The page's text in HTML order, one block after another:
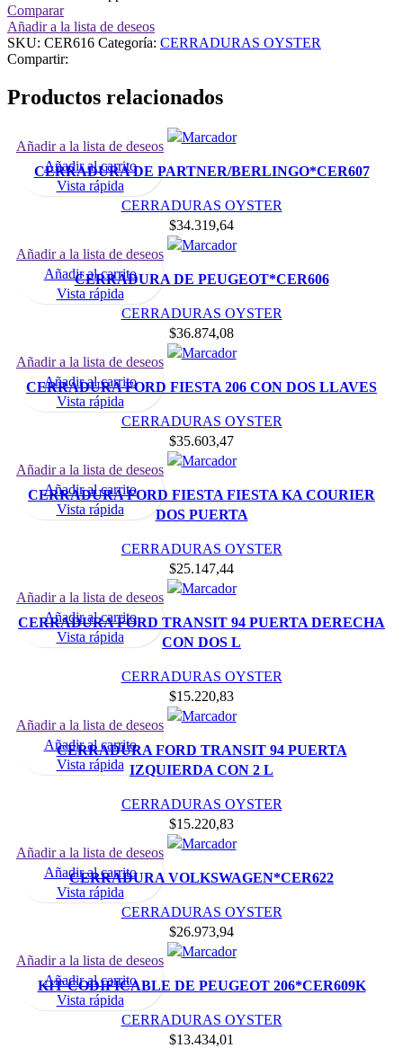
Comparar
Añadir a la lista de deseos
SKU: CER616 Categoría: CERRADURAS OYSTER
Compartir:
Productos relacionados
CERRADURA DE PARTNER/BERLINGO*CER607
CERRADURAS OYSTER
$34.319,64
Añadir a la lista de deseos
Añadir al carrito
Vista rápida
CERRADURA DE PEUGEOT*CER606
CERRADURAS OYSTER
$36.874,08
Añadir a la lista de deseos
Añadir al carrito
Vista rápida
CERRADURA FORD FIESTA 206 CON DOS LLAVES
CERRADURAS OYSTER
$35.603,47
Añadir a la lista de deseos
Añadir al carrito
Vista rápida
CERRADURA FORD FIESTA FIESTA KA COURIER
DOS PUERTA
CERRADURAS OYSTER
$25.147,44
Añadir a la lista de deseos
Añadir al carrito
Vista rápida
CERRADURA FORD TRANSIT 94 PUERTA DERECHA
CON DOS L
CERRADURAS OYSTER
$15.220,83
Añadir a la lista de deseos
Añadir al carrito
Vista rápida
CERRADURA FORD TRANSIT 94 PUERTA
IZQUIERDA CON 2 L
CERRADURAS OYSTER
$15.220,83
Añadir a la lista de deseos
Añadir al carrito
Vista rápida
CERRADURA VOLKSWAGEN*CER622
CERRADURAS OYSTER
$26.973,94
Añadir a la lista de deseos
Añadir al carrito
Vista rápida
KIT CODIFICABLE DE PEUGEOT 206*CER609K
CERRADURAS OYSTER
$13.434,01
Añadir a la lista de deseos
Añadir al carrito
Vista rápida